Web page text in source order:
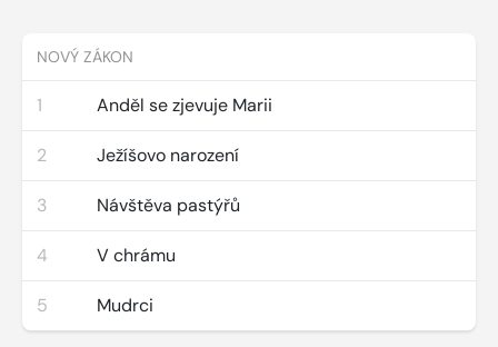
NOVÝ ZÁKON
1 Anděl se zjevuje Marii
2 Ježíšovo narození
3 Návštěva pastýřů
4 V chrámu
5 Mudrci